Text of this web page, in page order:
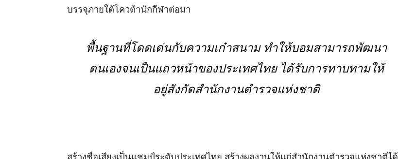
บรรจุภายใต้โควต้านักกีฬาต่อมา
พื้นฐานที่โดดเด่นกับความเก๋าสนาม ทำให้บอมสามารถพัฒนา
ตนเองจนเป็นแถวหน้าของประเทศไทย ได้รับการทาบทามให้
อยู่สังกัดสำนักงานตำรวจแห่งชาติ
สร้างชื่อเสียงเป็นแชมป์ระดับประเทศไทย สร้างผลงานให้แก่สำนักงานตำรวจแห่งชาติได้